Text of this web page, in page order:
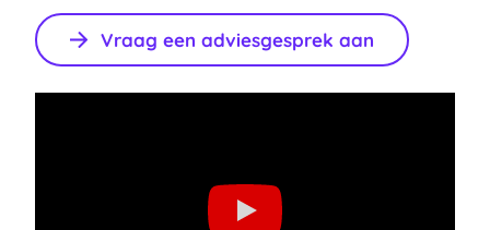
Vraag een adviesgesprek aan